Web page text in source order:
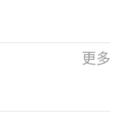
更多